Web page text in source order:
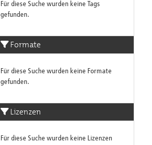
Für diese Suche wurden keine Tags
gefunden.
Formate
Für diese Suche wurden keine Formate
gefunden.
Lizenzen
Für diese Suche wurden keine Lizenzen